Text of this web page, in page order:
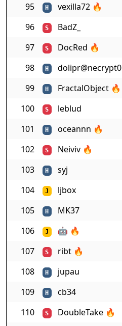
95
H vexilla72🔥
96
S BadZ_
97
S DocRed 🔥
98
H dolipr@necrypt0
99
H FractalObject🔥
100
S leblud
101
H oceannn 🔥
102
S Neiviv🔥
103
H syj
104
J ljbox
105
H MK37
106
J 🤖 🔥
107
S ribt🔥
108
H jupau
109
H cb34
110
S DoubleTake🔥